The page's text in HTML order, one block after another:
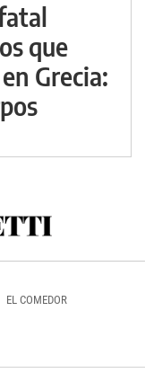
que
Grecia:
EL COMEDOR